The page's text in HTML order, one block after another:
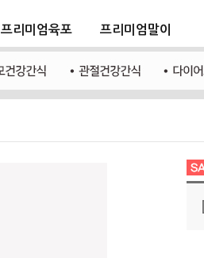
프리미엄육포 프리미엄말이